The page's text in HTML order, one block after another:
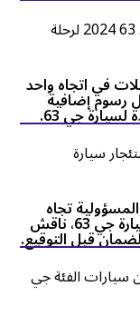
٦. هل يمكنني استئجار سيارة مرسيدس جي 63 2024 لرحلة
في اتجاه واحد
رسوم إضافية
جي 63.
سيارة
تجاه
الغير من الميزات القياسية. نظرًا لقيمة سيارة جي 63، ناقش
قبل التوقيع.
سيارة جي 63 طراز 2024 عن سيارات الفئة جي